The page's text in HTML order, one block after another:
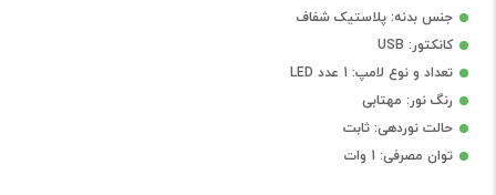
جنس بدنه: پلاستیک شفاف
کانکتور: USB
تعداد و نوع لامپ: 1 عدد LED
رنگ نور: مهتابی
حالت نوردهی: ثابت
توان مصرفی: 1 وات